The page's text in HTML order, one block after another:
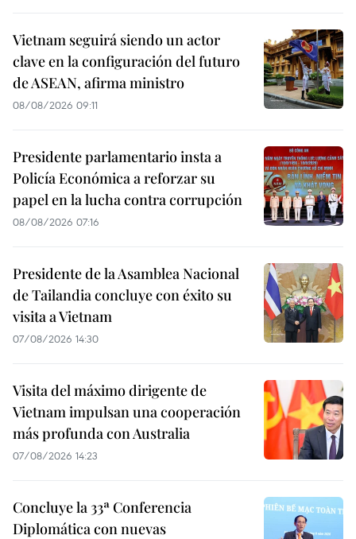
Vietnam seguirá siendo un actor
clave en la configuración del futuro
de ASEAN, afirma ministro
08/08/2026 09:11
Presidente parlamentario insta a
Policía Económica a reforzar su
papel en la lucha contra corrupción
08/08/2026 07:16
Presidente de la Asamblea Nacional
de Tailandia concluye con éxito su
visita a Vietnam
07/08/2026 14:30
Visita del máximo dirigente de
Vietnam impulsan una cooperación
más profunda con Australia
07/08/2026 14:23
Concluye la 33ª Conferencia
Diplomática con nuevas